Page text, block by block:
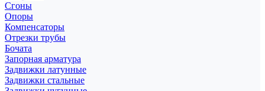
Сгоны
Опоры
Компенсаторы
Отрезки трубы
Бочата
Запорная арматура
Задвижки латунные
Задвижки стальные